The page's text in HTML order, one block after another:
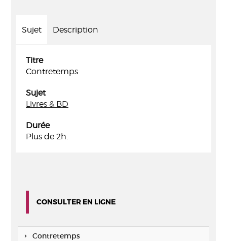
Sujet Description
Titre
Contretemps
Sujet
Livres & BD
Durée
Plus de 2h.
CONSULTER EN LIGNE
Contretemps